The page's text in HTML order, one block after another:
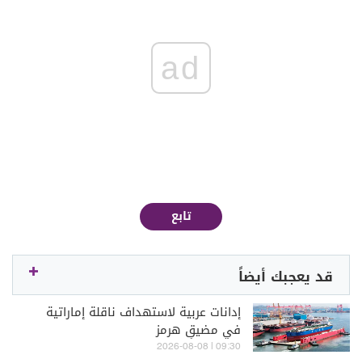
ad
تابع
قد يعجبك أيضاً
إدانات عربية لاستهداف ناقلة إماراتية
في مضيقِ هرمز
09:30 | 2026-08-08